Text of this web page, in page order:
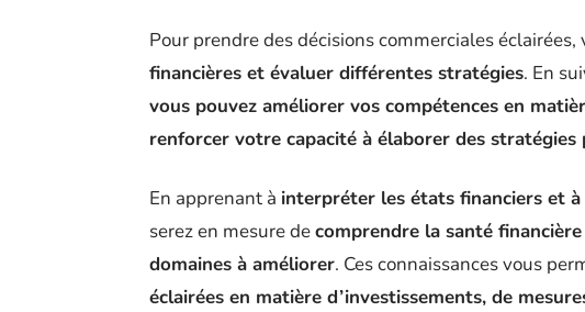
Pour prendre des décisions commerciales éclairées,
financières et évaluer différentes stratégies. En
vous pouvez améliorer vos compétences en
renforcer votre capacité à élaborer des
En apprenant à interpréter les états financiers et
serez en mesure decomprendre la santé
domaines à améliorer. Ces connaissances vous
éclairées en matière d’investissements, de